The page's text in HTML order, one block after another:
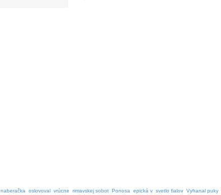
naberačka oslovoval vrúcne rimavskej sobot Ponosa epická v svetlo fialov Vyhanal puky